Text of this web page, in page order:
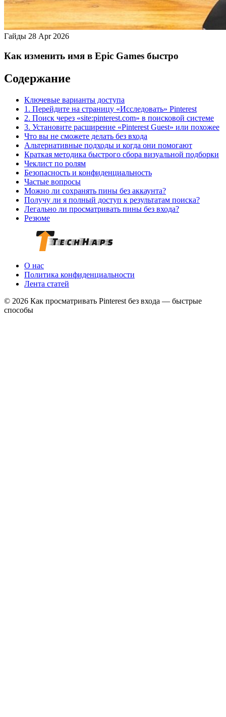
Гайды 28 Apr 2026
Как изменить имя в Epic Games быстро
Содержание
Ключевые варианты доступа
1. Перейдите на страницу «Исследовать» Pinterest
2. Поиск через «site:pinterest.com» в поисковой системе
3. Установите расширение «Pinterest Guest» или похожее
Что вы не сможете делать без входа
Альтернативные подходы и когда они помогают
Краткая методика быстрого сбора визуальной подборки
Чеклист по ролям
Безопасность и конфиденциальность
Частые вопросы
Можно ли сохранять пины без аккаунта?
Получу ли я полный доступ к результатам поиска?
Легально ли просматривать пины без входа?
Резюме
О нас
Политика конфиденциальности
Лента статей
© 2026 Как просматривать Pinterest без входа — быстрые
способы